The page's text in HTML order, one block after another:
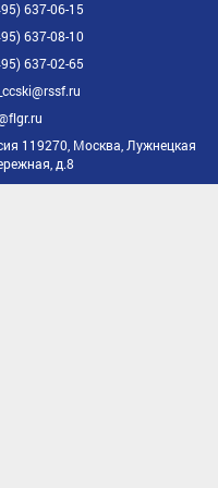
637-06-15
637-08-10
637-02-65
119270, Москва, Лужнецкая
д.8